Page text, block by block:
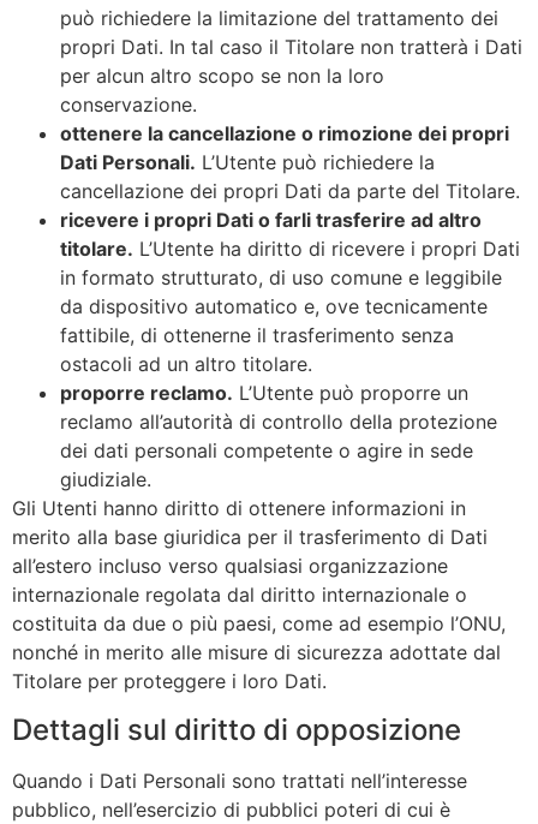
può richiedere la limitazione del trattamento dei
propri Dati. In tal caso il Titolare non tratterà i Dati
per alcun altro scopo se non la loro
conservazione.
ottenere la cancellazione o rimozione dei propri
Dati Personali. L’Utente può richiedere la
cancellazione dei propri Dati da parte del Titolare.
ricevere i propri Dati o farli trasferire ad altro
titolare. L’Utente ha diritto di ricevere i propri Dati
in formato strutturato, di uso comune e leggibile
da dispositivo automatico e, ove tecnicamente
fattibile, di ottenerne il trasferimento senza
ostacoli ad un altro titolare.
proporre reclamo. L’Utente può proporre un
reclamo all’autorità di controllo della protezione
dei dati personali competente o agire in sede
giudiziale.
Gli Utenti hanno diritto di ottenere informazioni in
merito alla base giuridica per il trasferimento di Dati
all’estero incluso verso qualsiasi organizzazione
internazionale regolata dal diritto internazionale o
costituita da due o più paesi, come ad esempio l’ONU,
nonché in merito alle misure di sicurezza adottate dal
Titolare per proteggere i loro Dati.
Dettagli sul diritto di opposizione
Quando i Dati Personali sono trattati nell’interesse
pubblico, nell’esercizio di pubblici poteri di cui è